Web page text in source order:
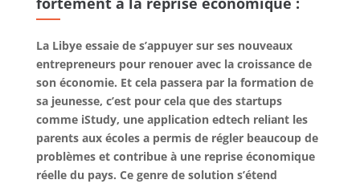
La Libye essaie de s’appuyer sur ses nouveaux
entrepreneurs pour renouer avec la croissance de
son économie. Et cela passera par la formation de
sa jeunesse, c’est pour cela que des startups
comme iStudy, une application edtech reliant les
parents aux écoles a permis de régler beaucoup de
problèmes et contribue à une reprise économique
réelle du pays. Ce genre de solution s’étend